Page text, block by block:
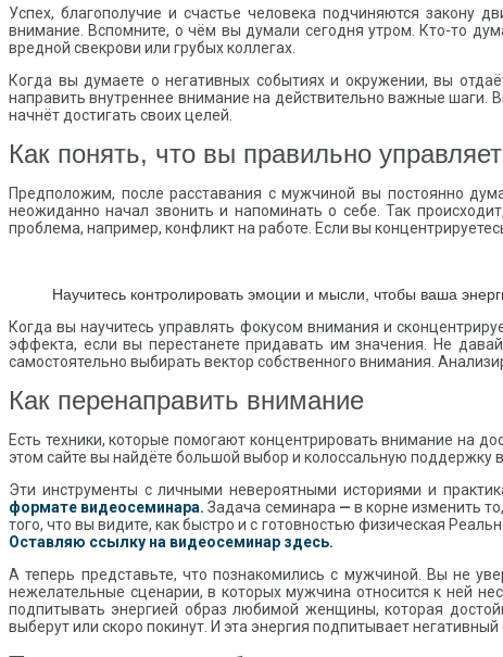
Успех, благополучие и счастье человека подчиняются закону
внимание. Вспомните, о чём вы думали сегодня утром. Кто-то
вредной свекрови или грубых коллегах.
Когда вы думаете о негативных событиях и окружении, вы
направить внутреннее внимание на действительно важные шаги.
начнёт достигать своих целей.
Как понять, что вы правильно
Предположим, после расставания с мужчиной вы постоянно
неожиданно начал звонить и напоминать о себе. Так
проблема, например, конфликт на работе. Если вы
Научитесь контролировать эмоции и мысли, чтобы ваша
Когда вы научитесь управлять фокусом внимания и
эффекта, если вы перестанете придавать им значения. Не
самостоятельно выбирать вектор собственного внимания.
Как перенаправить внимание
Есть техники, которые помогают концентрировать внимание на
этом сайте вы найдёте большой выбор и колоссальную поддержку
Эти инструменты с личными невероятными историями и
формате видеосеминара. Задача семинара — в корне изменить
того, что вы видите, как быстро и с готовностью физическая
Оставляю ссылку на видеосеминар здесь.
А теперь представьте, что познакомились с мужчиной. Вы не
нежелательные сценарии, в которых мужчина относится к ней
подпитывать энергией образ любимой женщины, которая
выберут или скоро покинут. И эта энергия подпитывает